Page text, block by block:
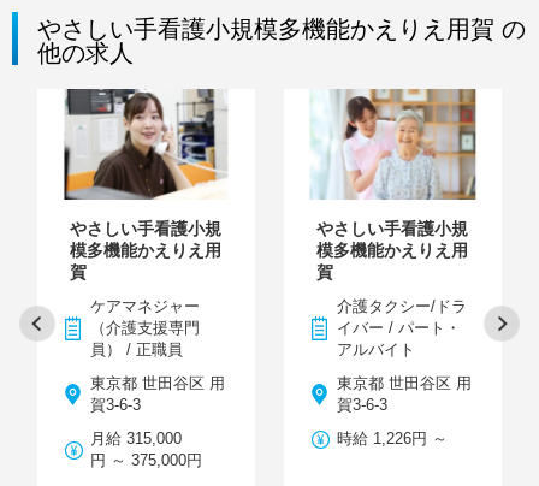
やさしい手看護小規模多機能かえりえ用賀 の
他の求人
やさしい手看護小規
模多機能かえりえ用
賀
ケアマネジャー
（介護支援専門
員） / 正職員
東京都 世田谷区 用
賀3-6-3
月給 315,000
円 ～ 375,000円
やさしい手看護小規
模多機能かえりえ用
賀
介護タクシー/ドラ
イバー / パート・
アルバイト
東京都 世田谷区 用
賀3-6-3
時給 1,226円 ～